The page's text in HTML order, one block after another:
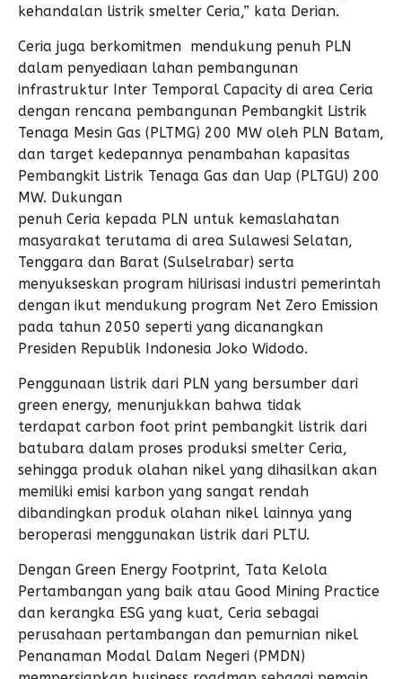
kehandalan listrik smelter Ceria,” kata Derian.
Ceria juga berkomitmen mendukung penuh PLN
dalam penyediaan lahan pembangunan
infrastruktur Inter Temporal Capacity di area Ceria
dengan rencana pembangunan Pembangkit Listrik
Tenaga Mesin Gas (PLTMG) 200 MW oleh PLN Batam,
dan target kedepannya penambahan kapasitas
Pembangkit Listrik Tenaga Gas dan Uap (PLTGU) 200
MW. Dukungan
penuh Ceria kepada PLN untuk kemaslahatan
masyarakat terutama di area Sulawesi Selatan,
Tenggara dan Barat (Sulselrabar) serta
menyukseskan program hilirisasi industri pemerintah
dengan ikut mendukung program Net Zero Emission
pada tahun 2050 seperti yang dicanangkan
Presiden Republik Indonesia Joko Widodo.
Penggunaan listrik dari PLN yang bersumber dari
green energy, menunjukkan bahwa tidak
terdapat carbon foot print pembangkit listrik dari
batubara dalam proses produksi smelter Ceria,
sehingga produk olahan nikel yang dihasilkan akan
memiliki emisi karbon yang sangat rendah
dibandingkan produk olahan nikel lainnya yang
beroperasi menggunakan listrik dari PLTU.
Dengan Green Energy Footprint, Tata Kelola
Pertambangan yang baik atau Good Mining Practice
dan kerangka ESG yang kuat, Ceria sebagai
perusahaan pertambangan dan pemurnian nikel
Penanaman Modal Dalam Negeri (PMDN)